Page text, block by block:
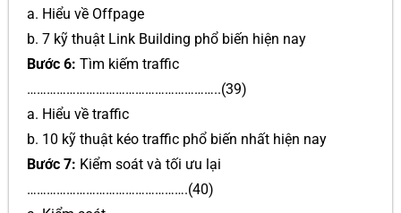
a. Hiểu về Offpage
b. 7 kỹ thuật Link Building phổ biến hiện nay
Bước 6: Tìm kiếm traffic
…………………………………………………..(39)
a. Hiểu về traffic
b. 10 kỹ thuật kéo traffic phổ biến nhất hiện nay
Bước 7: Kiểm soát và tối ưu lại
………………………………………….(40)